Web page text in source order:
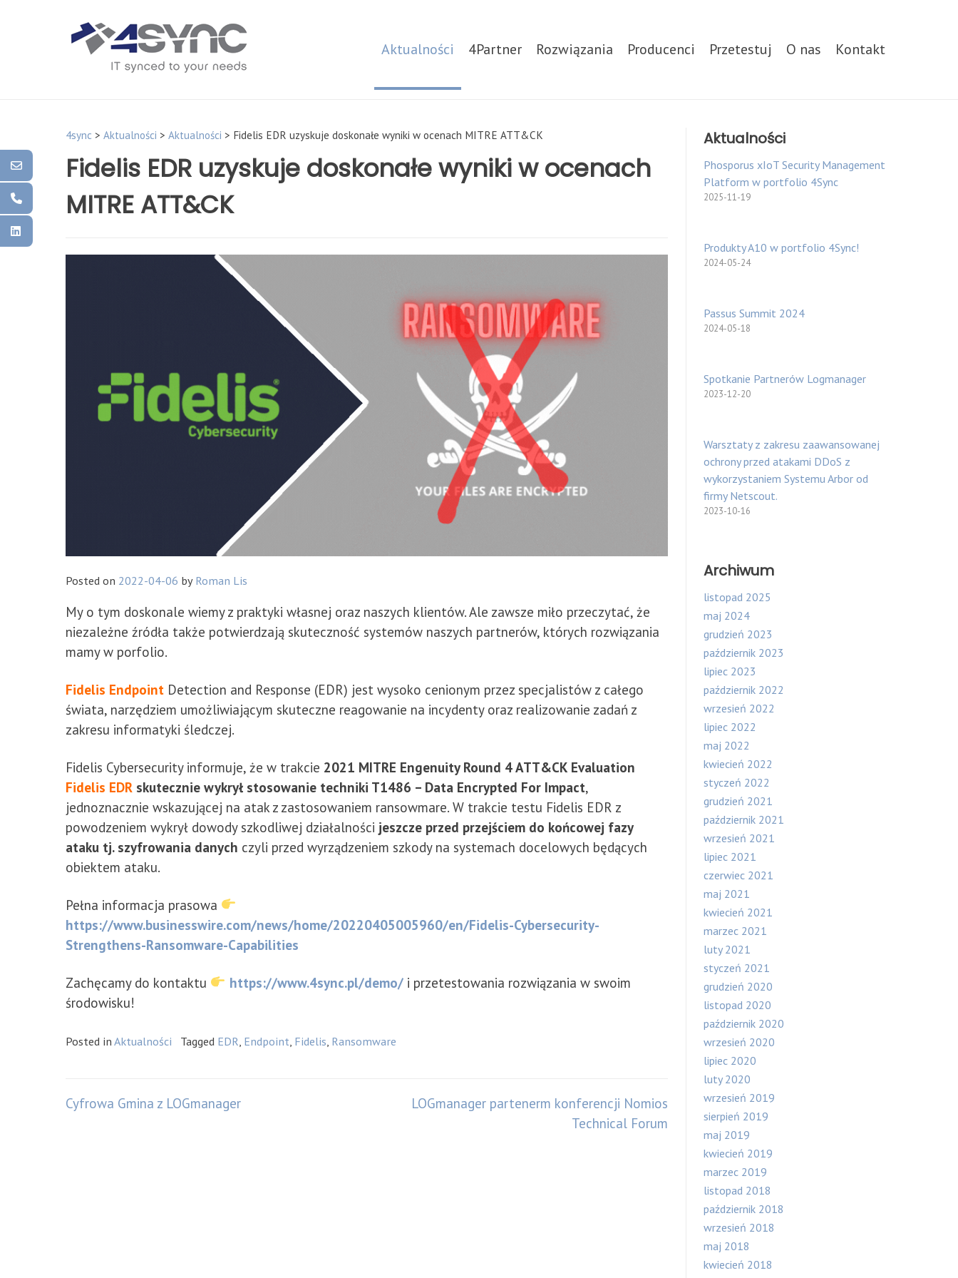
Aktualności 4Partner Rozwiązania Producenci Przetestuj O nas Kontakt
Fidelis EDR uzyskuje doskonałe wyniki w ocenach
MITRE ATT&CK
4sync > Aktualności > Aktualności > Fidelis EDR uzyskuje doskonałe wyniki w ocenach MITRE ATT&CK
Posted on 2022-04-06 by Roman Lis
My o tym doskonale wiemy z praktyki własnej oraz naszych klientów. Ale zawsze miło przeczytać, że
niezależne źródła także potwierdzają skuteczność systemów naszych partnerów, których rozwiązania
mamy w porfolio.
Fidelis Endpoint Detection and Response (EDR) jest wysoko cenionym przez specjalistów z całego
świata, narzędziem umożliwiającym skuteczne reagowanie na incydenty oraz realizowanie zadań z
zakresu informatyki śledczej.
Fidelis Cybersecurity informuje, że w trakcie 2021 MITRE Engenuity Round 4 ATT&CK Evaluation
Fidelis EDR skutecznie wykrył stosowanie techniki T1486 – Data Encrypted For Impact,
jednoznacznie wskazującej na atak z zastosowaniem ransowmare. W trakcie testu Fidelis EDR z
powodzeniem wykrył dowody szkodliwej działalności jeszcze przed przejściem do końcowej fazy
ataku tj. szyfrowania danych czyli przed wyrządzeniem szkody na systemach docelowych będących
obiektem ataku.
Pełna informacja prasowa
https://www.businesswire.com/news/home/20220405005960/en/Fidelis-Cybersecurity-
Strengthens-Ransomware-Capabilities
Zachęcamy do kontaktu https://www.4sync.pl/demo/i przetestowania rozwiązania w swoim
środowisku!
Posted in Aktualności Tagged EDR Endpoint Fidelis Ransomware
Nawigacja
Cyfrowa Gmina z LOGmanager
LOGmanager partenerm konferencji Nomios
Technical Forum
Aktualności
Phosporus xIoT Security Management
Platform w portfolio 4Sync
2025-11-19
Produkty A10 w portfolio 4Sync!
2024-05-24
Passus Summit 2024
2024-05-18
Spotkanie Partnerów Logmanager
2023-12-20
Warsztaty z zakresu zaawansowanej
ochrony przed atakami DDoS z
wykorzystaniem Systemu Arbor od
firmy Netscout.
2023-10-16
Archiwum
listopad 2025
maj 2024
grudzień 2023
październik 2023
lipiec 2023
październik 2022
wrzesień 2022
lipiec 2022
maj 2022
kwiecień 2022
styczeń 2022
grudzień 2021
październik 2021
wrzesień 2021
lipiec 2021
czerwiec 2021
maj 2021
kwiecień 2021
marzec 2021
luty 2021
styczeń 2021
grudzień 2020
listopad 2020
październik 2020
wrzesień 2020
lipiec 2020
luty 2020
wrzesień 2019
sierpień 2019
maj 2019
kwiecień 2019
marzec 2019
listopad 2018
październik 2018
wrzesień 2018
maj 2018
kwiecień 2018